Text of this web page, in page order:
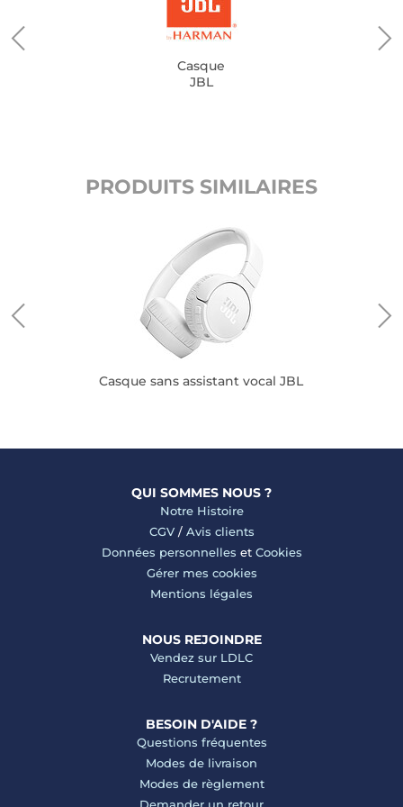
Casque
JBL
PRODUITS SIMILAIRES
Casque sans assistant vocal JBL
QUI SOMMES NOUS ?
Notre Histoire
CGV/ Avis clients
Données personnelles et Cookies
Gérer mes cookies
Mentions légales
NOUS REJOINDRE
Vendez sur LDLC
Recrutement
BESOIN D'AIDE ?
Questions fréquentes
Modes de livraison
Modes de règlement